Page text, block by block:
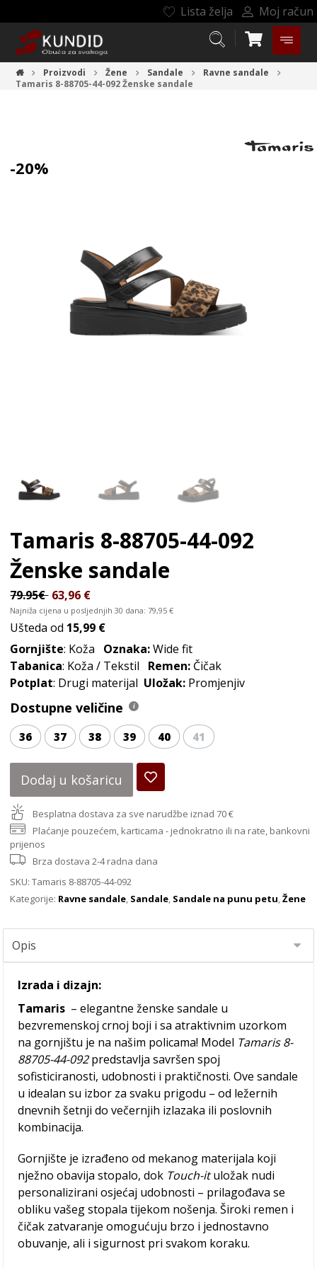
Lista želja Moj račun
Proizvodi Žene Sandale
Ravne sandale
Tamaris 8-88705-44-092Ženske sandale
-20%
Tamaris 8-88705-44-092
Ženske sandale
79.95€ 63,96 €
Najniža cijena u posljednjih 30 dana:79,95€
Ušteda od 15,99 €
Gornjište: Koža Oznaka:Wide fit
Tabanica: Koža / Tekstil Remen: Čičak
Potplat: Drugi materijal Uložak: Promjenjiv
Dostupne veličine
36 37 38 39 40 41
Dodaj u košaricu
Besplatna dostava za sve narudžbe iznad 70 €
Plaćanje pouzećem, karticama - jednokratno ili na rate, bankovni
prijenos
Brza dostava 2-4 radna dana
SKU:Tamaris 8-88705-44-092
Kategorije: Ravne sandale, Sandale, Sandale na punu petu,Žene
Izrada i dizajn:
Tamaris – elegantne ženske sandale u
bezvremenskoj crnoj boji i sa atraktivnim uzorkom
na gornjištu je na našim policama! Model Tamaris 8-
88705-44-092predstavlja savršen spoj
sofisticiranosti, udobnosti i praktičnosti. Ove sandale
u idealan su izbor za svaku prigodu – od ležernih
dnevnih šetnji do večernjih izlazaka ili poslovnih
kombinacija.
Gornjište je izrađeno od mekanog materijala koji
nježno obavija stopalo, dok Touch-ituložak nudi
personalizirani osjećaj udobnosti – prilagođava se
obliku vašeg stopala tijekom nošenja. Široki remen i
čičak zatvaranje omogućuju brzo i jednostavno
obuvanje, ali i sigurnost pri svakom koraku.